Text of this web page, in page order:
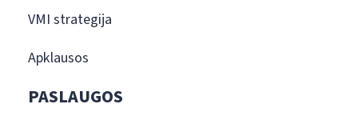
VMI strategija
Apklausos
PASLAUGOS